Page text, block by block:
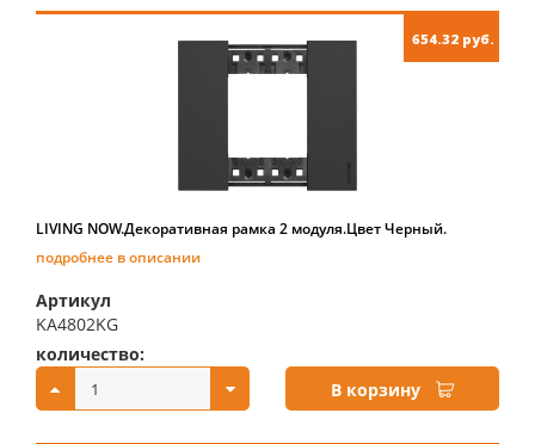
654.32 руб.
LIVING NOW.Декоративная рамка 2 модуля.Цвет Черный.
подробнее в описании
Артикул
KA4802KG
количество:
В корзину